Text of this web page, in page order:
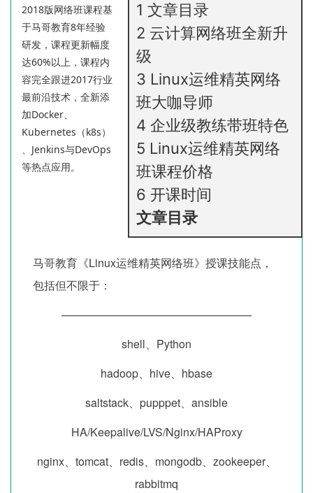
1 文章目录
2 云计算网络班全新升
级
3 Linux运维精英网络
班大咖导师
4 企业级教练带班特色
5 Linux运维精英网络
班课程价格
6 开课时间
文章目录
2018版网络班课程基
于马哥教育8年经验
研发，课程更新幅度
达60%以上，课程内
容完全跟进2017行业
最前沿技术，全新添
加Docker、
Kubernetes（k8s）
、Jenkins与DevOps
等热点应用。
马哥教育《Linux运维精英网络班》授课技能点，
包括但不限于：
—————————————————
shell、Python
hadoop、hive、hbase
saltstack、pupppet、ansible
HA/Keepalive/LVS/Nginx/HAProxy
nginx、tomcat、redis、mongodb、zookeeper、
rabbitmq